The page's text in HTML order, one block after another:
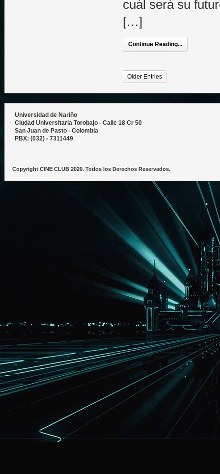
cuál será su
[…]
Continue Reading...
Older Entries
Universidad de Nariño
Ciudad Universitaria Torobajo - Calle 18 Cr 50
San Juan de Pasto - Colombia
PBX: (032) - 7311449
Copyright CINE CLUB 2020. Todos los Derechos Reservados.